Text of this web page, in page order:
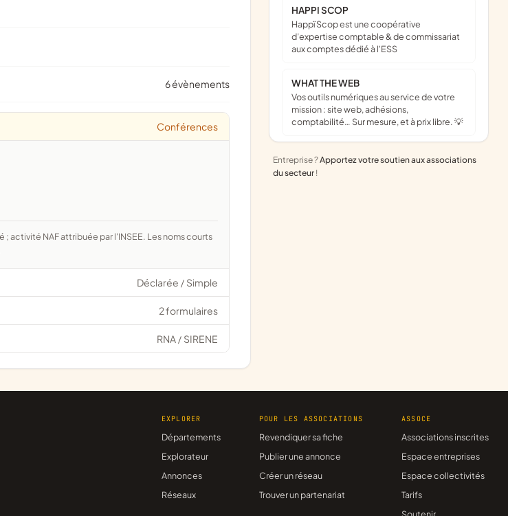
6 évènements
Conférences
Déclarée / Simple
2 formulaires
RNA / SIRENE
HAPPI SCOP
Happï Scop est une coopérative
d’expertise comptable & de commissariat
aux comptes dédié à l'ESS
WHAT THE WEB
Vos outils numériques au service de votre
mission : site web, adhésions,
comptabilité… Sur mesure, et à prix libre. 💡
Entreprise ?Apportez votre soutien aux associations
du secteur !
EXPLORER
Départements
Explorateur
Annonces
Réseaux
POUR LES ASSOCIATIONS
Revendiquer sa fiche
Publier une annonce
Créer un réseau
Trouver un partenariat
ASSOCE
Associations inscrites
Espace entreprises
Espace collectivités
Tarifs